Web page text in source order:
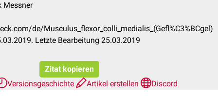
Messner
de/Musculus_flexor_colli_medialis_(Gefl%C3%BCgel)
Letzte Bearbeitung 25.03.2019
Zitat kopieren
Versionsgeschichte
Artikel erstellen Discord